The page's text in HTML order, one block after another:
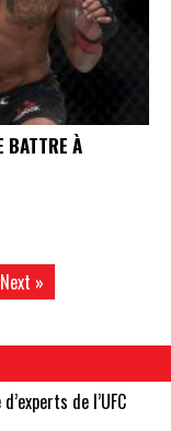
BATTRE À
Next »
de l’UFC